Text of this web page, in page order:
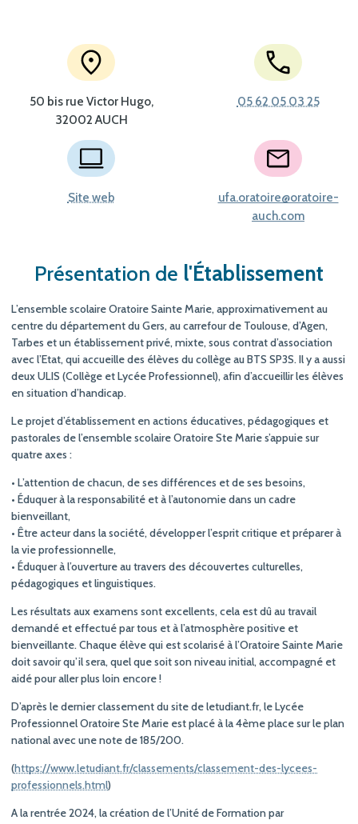
50 bis rue Victor Hugo,
32002 AUCH
05 62 05 03 25
Site web
ufa.oratoire@oratoire-
auch.com
Présentation de l'Établissement
L’ensemble scolaire Oratoire Sainte Marie, approximativement au
centre du département du Gers, au carrefour de Toulouse, d’Agen,
Tarbes et un établissement privé, mixte, sous contrat d’association
avec l’Etat, qui accueille des élèves du collège au BTS SP3S. Il y a aussi
deux ULIS (Collège et Lycée Professionnel), afin d’accueillir les élèves
en situation d’handicap.
Le projet d’établissement en actions éducatives, pédagogiques et
pastorales de l’ensemble scolaire Oratoire Ste Marie s’appuie sur
quatre axes :
• L’attention de chacun, de ses différences et de ses besoins,
• Éduquer à la responsabilité et à l’autonomie dans un cadre
bienveillant,
• Être acteur dans la société, développer l’esprit critique et préparer à
la vie professionnelle,
• Éduquer à l’ouverture au travers des découvertes culturelles,
pédagogiques et linguistiques.
Les résultats aux examens sont excellents, cela est dû au travail
demandé et effectué par tous et à l’atmosphère positive et
bienveillante. Chaque élève qui est scolarisé à l’Oratoire Sainte Marie
doit savoir qu’il sera, quel que soit son niveau initial, accompagné et
aidé pour aller plus loin encore !
D’après le dernier classement du site de letudiant.fr, le Lycée
Professionnel Oratoire Ste Marie est placé à la 4ème place sur le plan
national avec une note de 185/200.
(https://www.letudiant.fr/classements/classement-des-lycees-
professionnels.html)
A la rentrée 2024, la création de l’Unité de Formation par